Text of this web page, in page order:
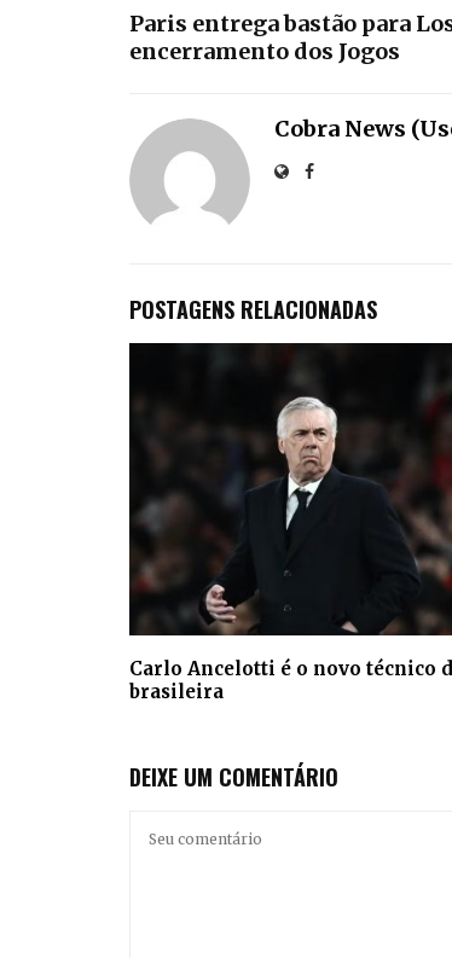
Paris entrega bastão para
encerramento dos Jogos
Cobra News
POSTAGENS RELACIONADAS
Carlo Ancelotti é o novo técnico
brasileira
DEIXE UM COMENTÁRIO